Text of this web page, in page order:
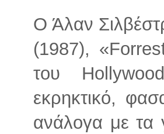
Ο Άλαν
(1987),
του
εκρηκτικό,
ανάλογα με τα